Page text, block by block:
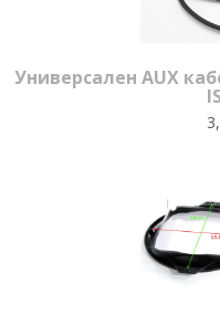
Универсален AUX